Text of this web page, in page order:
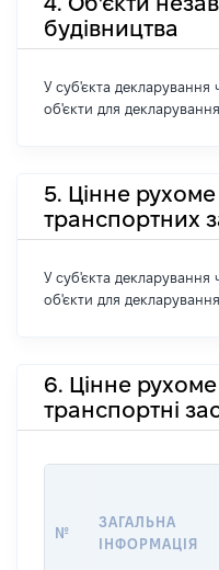
будівництва
У суб'єкта декларування
об'єкти для
5. Цінне
транспортних
У суб'єкта декларування
об'єкти для
6. Цінне
транспортні
№
ЗАГАЛЬНА
ІНФОРМАЦІЯ